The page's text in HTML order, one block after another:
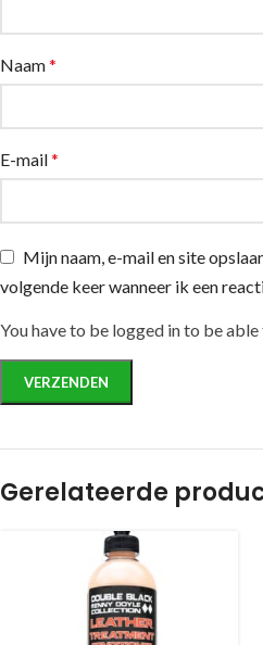
Naam*
E-mail*
Mijn naam, e-mail en site
volgende keer wanneer ik een
You have to be logged in to be
Gerelateerde